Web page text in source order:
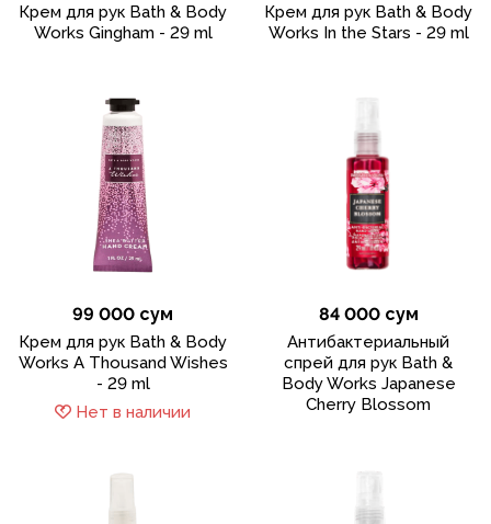
Крем для рук Bath & Body
Works Gingham - 29 ml
Крем для рук Bath & Body
Works In the Stars - 29 ml
99 000 сум
Крем для рук Bath & Body
Works A Thousand Wishes
- 29 ml
Нет в наличии
84 000 сум
Антибактериальный
спрей для рук Bath &
Body Works Japanese
Cherry Blossom